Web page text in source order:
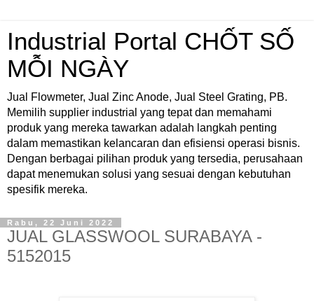
Industrial Portal CHỐT SỐ
MỖI NGÀY
Jual Flowmeter, Jual Zinc Anode, Jual Steel Grating, PB.
Memilih supplier industrial yang tepat dan memahami
produk yang mereka tawarkan adalah langkah penting
dalam memastikan kelancaran dan efisiensi operasi bisnis.
Dengan berbagai pilihan produk yang tersedia, perusahaan
dapat menemukan solusi yang sesuai dengan kebutuhan
spesifik mereka.
Rabu, 22 Juni 2022
JUAL GLASSWOOL SURABAYA -
5152015